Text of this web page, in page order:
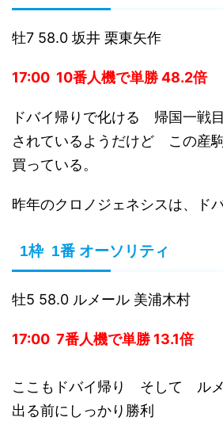
牡7 58.0 坂井 栗東矢作
17:00 10番人機で単勝 48.2倍
ドバイ帰りで化ける 帰国一戦
されているようだけど この産
買っている。
昨年のクロノジェネシスは、ド
1枠 1番 オーソリティ
牡5 58.0 ルメール 美浦木村
17:00 7番人機で単勝 13.1倍
ここもドバイ帰り そして ル
出る前にしっかり勝利